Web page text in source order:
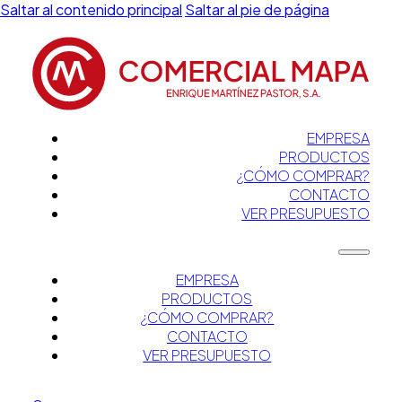
Saltar al contenido principal Saltar al pie de página
EMPRESA
PRODUCTOS
¿CÓMO COMPRAR?
CONTACTO
VER PRESUPUESTO
EMPRESA
PRODUCTOS
¿CÓMO COMPRAR?
CONTACTO
VER PRESUPUESTO